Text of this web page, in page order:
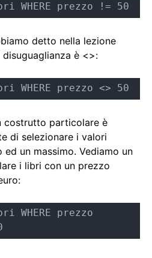
WHERE prezzo != 50
detto nella lezione
è <>:
WHERE prezzo <> 50
costrutto particolare è
di selezionare i valori
un massimo. Vediamo un
i libri con un prezzo
WHERE prezzo